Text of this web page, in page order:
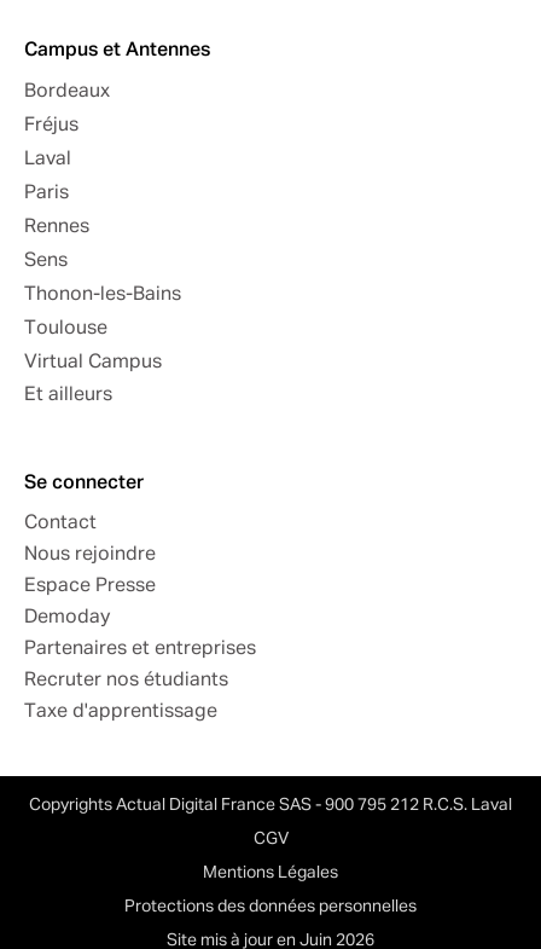
Campus et Antennes
Bordeaux
Fréjus
Laval
Paris
Rennes
Sens
Thonon-les-Bains
Toulouse
Virtual Campus
Et ailleurs
Se connecter
Contact
Nous rejoindre
Espace Presse
Demoday
Partenaires et entreprises
Recruter nos étudiants
Taxe d'apprentissage
Copyrights Actual Digital France SAS - 900 795 212 R.C.S. Laval
CGV
Mentions Légales
Protections des données personnelles
Site mis à jour en Juin 2026